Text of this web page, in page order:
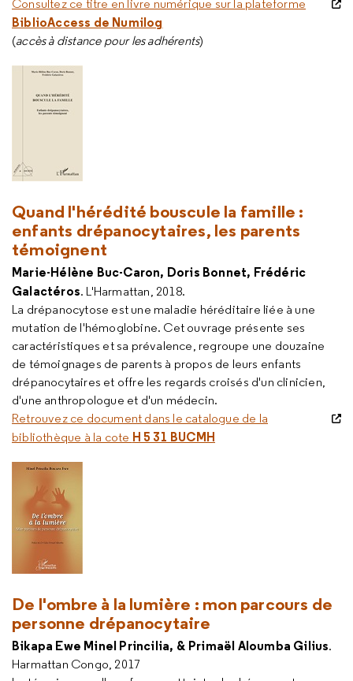
Consultez ce titre en livre numérique sur la plateforme
BiblioAccess de Numilog
(accès à distance pour les adhérents)
Quand l'hérédité bouscule la famille :
enfants drépanocytaires, les parents
témoignent
Marie-Hélène Buc-Caron, Doris Bonnet, Frédéric
Galactéros. L'Harmattan, 2018.
La drépanocytose est une maladie héréditaire liée à une
mutation de l'hémoglobine. Cet ouvrage présente ses
caractéristiques et sa prévalence, regroupe une douzaine
de témoignages de parents à propos de leurs enfants
drépanocytaires et offre les regards croisés d'un clinicien,
d'une anthropologue et d'un médecin.
Retrouvez ce document dans le catalogue de la
bibliothèque à la cote H 5 31 BUCMH
De l'ombre à la lumière : mon parcours de
personne drépanocytaire
Bikapa Ewe Minel Princilia, & Primaël Aloumba Gilius.
Harmattan Congo, 2017